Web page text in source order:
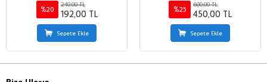
%20
240,00 TL
192,00 TL
Sepete Ekle
%25
600,00 TL
450,00 TL
Sepete Ekle